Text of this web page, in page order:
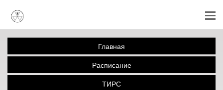
Главная
Расписание
ТИРС